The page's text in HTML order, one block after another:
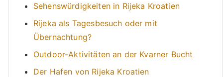
Sehenswürdigkeiten in Rijeka Kroatien
Rijeka als Tagesbesuch oder mit
Übernachtung?
Outdoor-Aktivitäten an der Kvarner Bucht
Der Hafen von Rijeka Kroatien